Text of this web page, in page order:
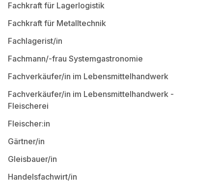
Fachkraft für Lagerlogistik
Fachkraft für Metalltechnik
Fachlagerist/in
Fachmann/-frau Systemgastronomie
Fachverkäufer/in im Lebensmittelhandwerk
Fachverkäufer/in im Lebensmittelhandwerk -
Fleischerei
Fleischer:in
Gärtner/in
Gleisbauer/in
Handelsfachwirt/in